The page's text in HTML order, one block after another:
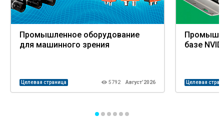
Промышленное оборудование
для машинного зрения
Целевая страница 5792 Август’2026
базе
Целевая